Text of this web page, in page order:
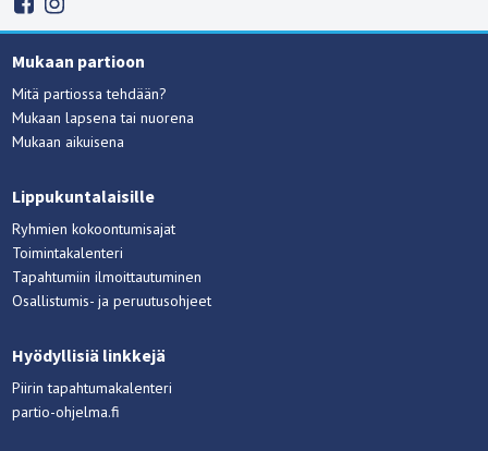
Mukaan partioon
Mitä partiossa tehdään?
Mukaan lapsena tai nuorena
Mukaan aikuisena
Lippukuntalaisille
Ryhmien kokoontumisajat
Toimintakalenteri
Tapahtumiin ilmoittautuminen
Osallistumis- ja peruutusohjeet
Hyödyllisiä linkkejä
Piirin tapahtumakalenteri
partio-ohjelma.fi